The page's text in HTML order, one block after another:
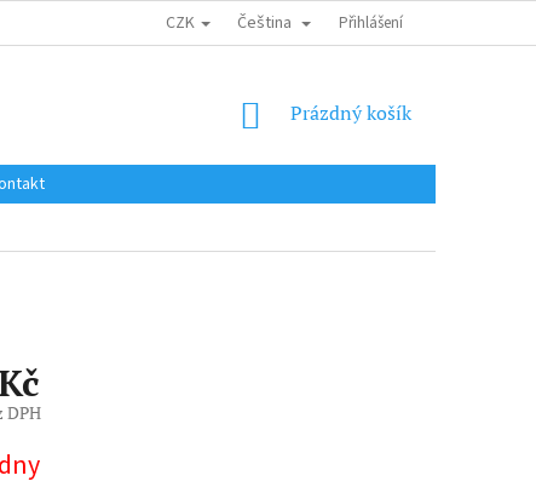
DOPRAVA DO EU / INTERNATIONAL SHIPPING OBCHODNÍ PODMÍNKY
CZK Čeština Přihlášení
NÁKUPNÍ
Prázdný košík
DPH